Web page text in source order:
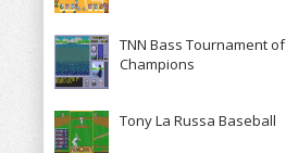
TNN Bass Tournament of
Champions
Tony La Russa Baseball